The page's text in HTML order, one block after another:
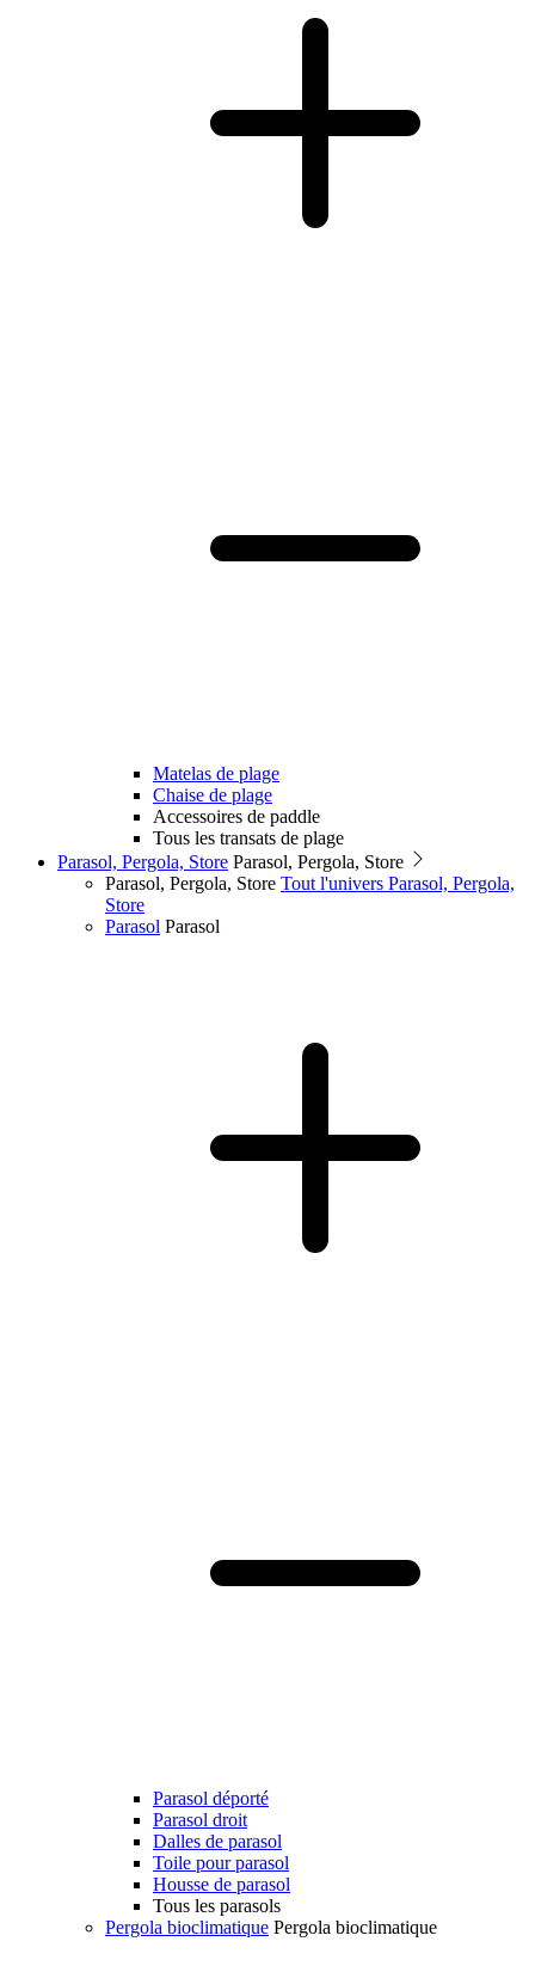
Matelas de plage
Chaise de plage
Accessoires de paddle
Tous les transats de plage
Parasol, Pergola, Store Parasol, Pergola, Store
Parasol, Pergola, Store Tout l'univers Parasol, Pergola,
Store
Parasol Parasol
Parasol déporté
Parasol droit
Dalles de parasol
Toile pour parasol
Housse de parasol
Tous les parasols
Pergola bioclimatique Pergola bioclimatique